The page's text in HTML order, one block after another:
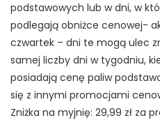
podstawowych lub w dni, w
podlegają obniżce cenowej-
czwartek – dni te mogą ulec
samej liczby dni w tygodniu,
posiadają cenę paliw
się z innymi promocjami
Zniżka na myjnię: 29,99 zł za